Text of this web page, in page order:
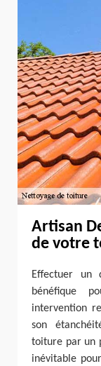
Artisan
de votre
Effectuer un
bénéfique
intervention
son
toiture par un
inévitable